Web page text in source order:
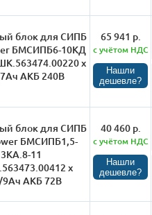
блок для СИПБ
БМСИПБ6-10КД
х
АКБ 240В
65 941 р.
с учётом НДС
Нашли
дешевле?
блок для СИПБ
БМСИПБ1,5-
3КА.8-11
х
9Ач АКБ 72В
40 460 р.
с учётом НДС
Нашли
дешевле?